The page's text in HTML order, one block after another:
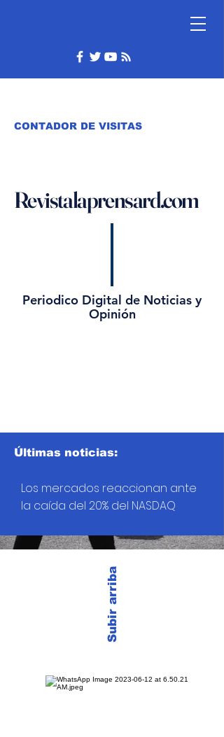
CONTADOR DE VISITAS
Revistalaprensard.com
Periodico Digital de Noticias y
Opinión
Subir arriba
Últimas noticias:
Los mercados reaccionan ante
la caída del 20% del NASDAQ